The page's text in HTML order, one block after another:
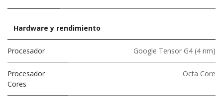
Hardware y rendimiento
Procesador Google Tensor G4 (4 nm)
Procesador
Cores
Octa Core